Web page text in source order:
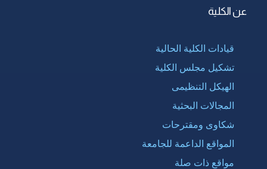
عن الكلية
قيادات الكلية الحالية
تشكيل مجلس الكلية
الهيكل التنظيمى
المجالات البحثية
شكاوى ومقترحات
المواقع الداعمة للجامعة
مواقع ذات صلة